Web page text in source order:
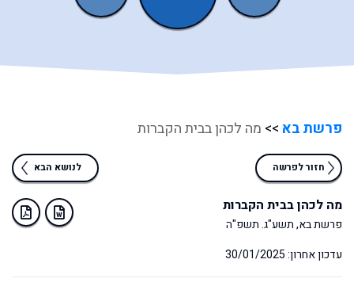
פרשת בא>> מה לכהן בבית הקברות
חזור לפרשה לנושא הבא
מה לכהן בבית הקברות
פרשת בא, תשע"ג. תשפ"ה
עדכון אחרון: 30/01/2025